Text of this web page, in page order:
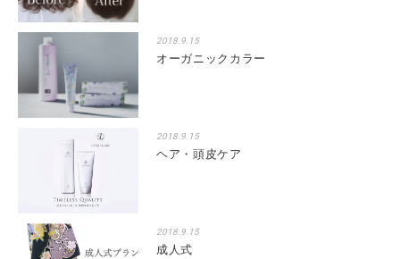
2018.9.15
オーガニックカラー
2018.9.15
ヘア・頭皮ケア
2018.9.15
成人式